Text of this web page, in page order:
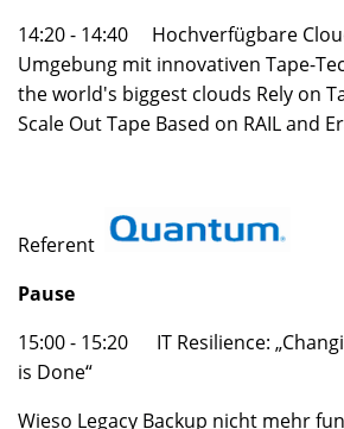
14:20 - 14:40 Hochverfügbare
Umgebung mit innovativen Tape-
the world's biggest clouds Rely on
Scale Out Tape Based on RAIL and
Referent
Pause
15:00 - 15:20 IT Resilience:
is Done“
Wieso Legacy Backup nicht mehr